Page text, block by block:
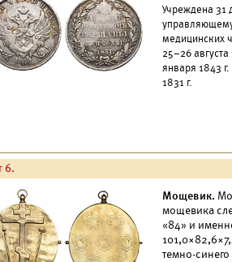
Учреждена 31
медицинских
25–26
января 1843
1831 г.
6.
Мощевик.
мощевика
«84» и
темно-